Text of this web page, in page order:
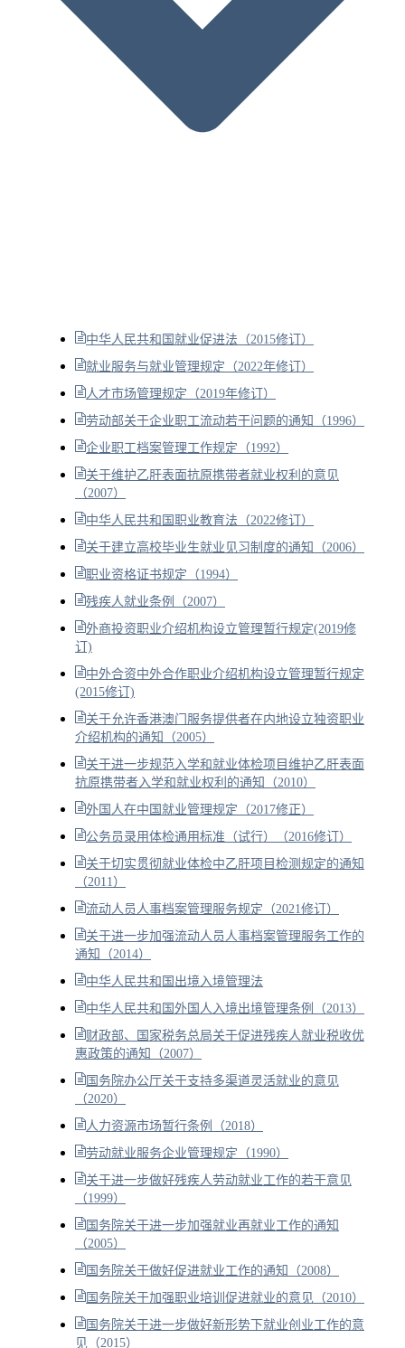
中华人民共和国就业促进法（2015修订）
就业服务与就业管理规定（2022年修订）
人才市场管理规定（2019年修订）
劳动部关于企业职工流动若干问题的通知（1996）
企业职工档案管理工作规定（1992）
关于维护乙肝表面抗原携带者就业权利的意见
（2007）
中华人民共和国职业教育法（2022修订）
关于建立高校毕业生就业见习制度的通知（2006）
职业资格证书规定（1994）
残疾人就业条例（2007）
外商投资职业介绍机构设立管理暂行规定(2019修
订)
中外合资中外合作职业介绍机构设立管理暂行规定
(2015修订)
关于允许香港澳门服务提供者在内地设立独资职业
介绍机构的通知（2005）
关于进一步规范入学和就业体检项目维护乙肝表面
抗原携带者入学和就业权利的通知（2010）
外国人在中国就业管理规定（2017修正）
公务员录用体检通用标准（试行）（2016修订）
关于切实贯彻就业体检中乙肝项目检测规定的通知
（2011）
流动人员人事档案管理服务规定（2021修订）
关于进一步加强流动人员人事档案管理服务工作的
通知（2014）
中华人民共和国出境入境管理法
中华人民共和国外国人入境出境管理条例（2013）
财政部、国家税务总局关于促进残疾人就业税收优
惠政策的通知（2007）
国务院办公厅关于支持多渠道灵活就业的意见
（2020）
人力资源市场暂行条例（2018）
劳动就业服务企业管理规定（1990）
关于进一步做好残疾人劳动就业工作的若干意见
（1999）
国务院关于进一步加强就业再就业工作的通知
（2005）
国务院关于做好促进就业工作的通知（2008）
国务院关于加强职业培训促进就业的意见（2010）
国务院关于进一步做好新形势下就业创业工作的意
见（2015）